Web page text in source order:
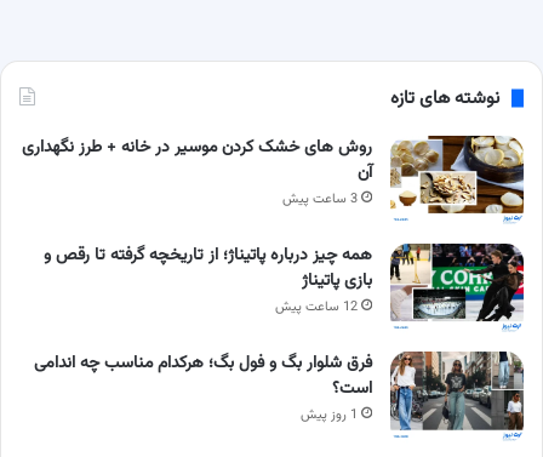
نوشته های تازه
روش های خشک کردن موسیر در خانه + طرز نگهداری
آن
3 ساعت پیش
همه چیز درباره پاتیناژ؛ از تاریخچه گرفته تا رقص و
بازی پاتیناژ
12 ساعت پیش
فرق شلوار بگ و فول بگ؛ هرکدام مناسب چه اندامی
است؟
1 روز پیش